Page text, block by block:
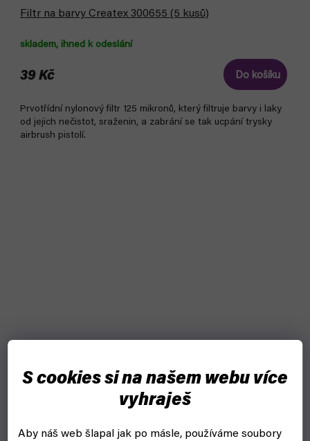
S cookies si na našem webu více
vyhraješ
Aby náš web šlapal jak po másle, používáme soubory
Filtr na barvy Createx 300655 (5 kusů)
skladem, ihned k odeslání
39 Kč Do košíku
Prvotřídní nylonový filtr 125 mikronů, který filtruje barvy i laky
od jejich nečistot, sraženin, a zabrání se tak ucpání trysky
airbrush pistolí.